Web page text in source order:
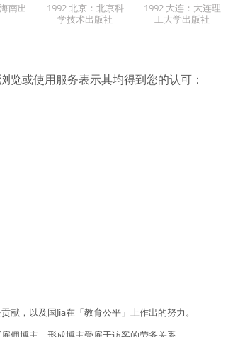
南出
1992 北京：北京科
学技术出版社
1992 大连：大连理
工大学出版社
览或使用服务表示其均得到您的认可：
，以及国Jia在「教育公平」上作出的努力。